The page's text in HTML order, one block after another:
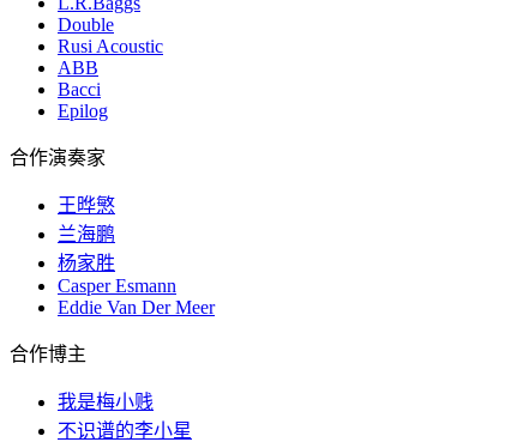
Double
Rusi Acoustic
ABB
Bacci
Epilog
合作演奏家
王晔慜
兰海鹏
杨家胜
Casper Esmann
Eddie Van Der Meer
合作博主
我是梅小贱
不识谱的李小星